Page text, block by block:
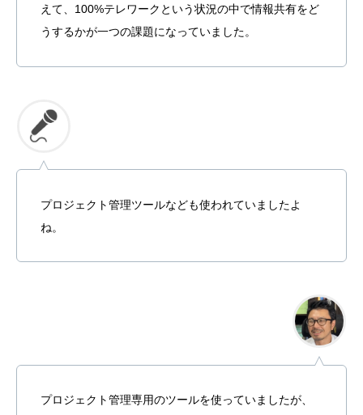
えて、100%テレワークという状況の中で情報共有をど
うするかが一つの課題になっていました。
プロジェクト管理ツールなども使われていましたよ
ね。
プロジェクト管理専用のツールを使っていましたが、